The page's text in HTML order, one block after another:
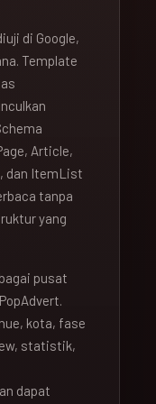
di Google,
Template
Article,
dan ItemList
tanpa
yang
pusat
kota, fase
statistik,
dapat